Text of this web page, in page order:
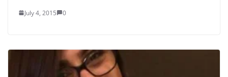
July 4, 2015 0